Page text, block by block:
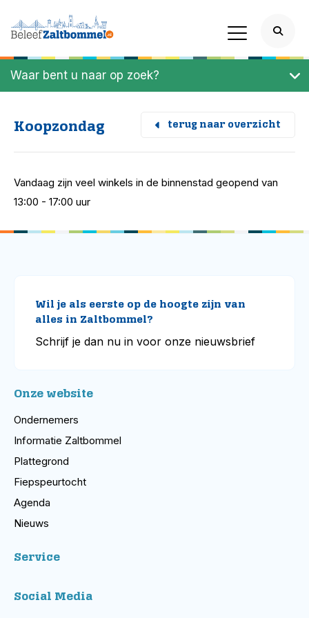
Waar bent u naar op zoek?
terug naar overzicht
Koopzondag
Vandaag zijn veel winkels in de binnenstad geopend van
13:00 - 17:00 uur
Wil je als eerste op de hoogte zijn van
alles in Zaltbommel?
Schrijf je dan nu in voor onze nieuwsbrief
Onze website
Ondernemers
Informatie Zaltbommel
Plattegrond
Fiepspeurtocht
Agenda
Nieuws
Service
Social Media